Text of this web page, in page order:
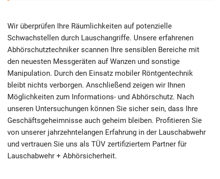
Wir überprüfen Ihre Räumlichkeiten auf potenzielle
Schwachstellen durch Lauschangriffe. Unsere erfahrenen
Abhörschutztechniker scannen Ihre sensiblen Bereiche mit
den neuesten Messgeräten auf Wanzen und sonstige
Manipulation. Durch den Einsatz mobiler Röntgentechnik
bleibt nichts verborgen. Anschließend zeigen wir Ihnen
Möglichkeiten zum Informations- und Abhörschutz. Nach
unseren Untersuchungen können Sie sicher sein, dass Ihre
Geschäftsgeheimnisse auch geheim bleiben. Profitieren Sie
von unserer jahrzehntelangen Erfahrung in der Lauschabwehr
und vertrauen Sie uns als TÜV zertifiziertem Partner für
Lauschabwehr + Abhörsicherheit.